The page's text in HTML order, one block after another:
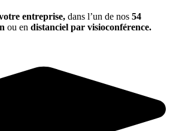
entreprise, dans l’un de nos 54
ou en distanciel par visioconférence.